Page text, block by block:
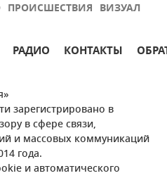
ПРОИСШЕСТВИЯ ВИЗУАЛ
РАДИО КОНТАКТЫ
зарегистрировано в
в сфере связи,
и массовых коммуникаций
года.
и автоматического